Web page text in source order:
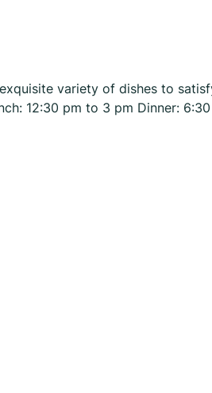
variety of dishes to
12:30 pm to 3 pm Dinner: